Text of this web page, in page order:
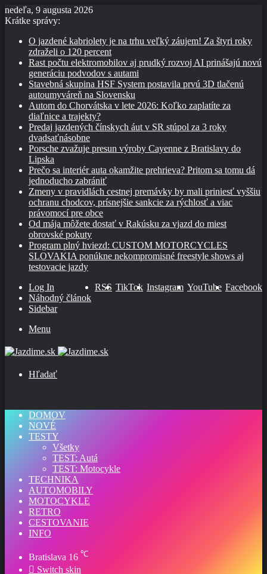
nedeľa, 9 augusta 2026
Krátke správy:
O jazdené kabriolety je na trhu veľký záujem! Za štyri roky
zdraželi o 120 percent
Rast počtu elektromobilov aj prudký rozvoj AI prinášajú novú
generáciu podvodov s autami
Stavebná skupina HSF System postavila prvú 3D tlačenú
autoumyváreň na Slovensku
Autom do Chorvátska v lete 2026: Koľko zaplatíte za
diaľnice a trajekty?
Predaj jazdených čínskych áut v SR stúpol za 3 roky
dvadsaťnásobne
Porsche zvažuje presun výroby Cayenne z Bratislavy do
Lipska
Prečo sa interiér auta okamžite prehrieva? Pritom sa tomu dá
jednoducho zabrániť
Zmeny v pravidlách cestnej premávky by mali priniesť vyššiu
ochranu chodcov, prísnejšie sankcie za rýchlosť a viac
právomocí pre obce
Od mája môžete dostať v Rakúsku za vjazd do miest
obrovské pokuty
Program plný hviezd: CUSTOM MOTORCYCLES
SLOVAKIA ponúkne nekompromisné freestyle shows aj
testovacie jazdy
Facebook
YouTube
Instagram
TikTok
RSS
Log In
Náhodný článok
Sidebar
Menu
Hľadať
DOMOV
NOVÉ
TESTY
Všetky
TEST: Autá
TEST: Motocykle
TECHNIKA
AUTOMOBILY
MOTOCYKLE
RETRO
CESTOVANIE
INFO
Bratislava 16 ℃
Switch skin